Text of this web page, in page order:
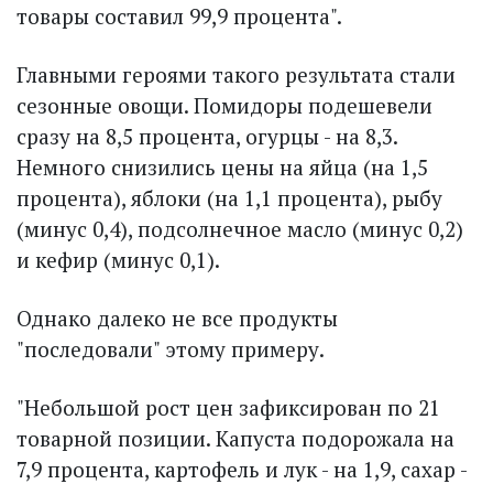
товары составил 99,9 процента".
Главными героями такого результата стали
сезонные овощи. Помидоры подешевели
сразу на 8,5 процента, огурцы - на 8,3.
Немного снизились цены на яйца (на 1,5
процента), яблоки (на 1,1 процента), рыбу
(минус 0,4), подсолнечное масло (минус 0,2)
и кефир (минус 0,1).
Однако далеко не все продукты
"последовали" этому примеру.
"Небольшой рост цен зафиксирован по 21
товарной позиции. Капуста подорожала на
7,9 процента, картофель и лук - на 1,9, сахар -